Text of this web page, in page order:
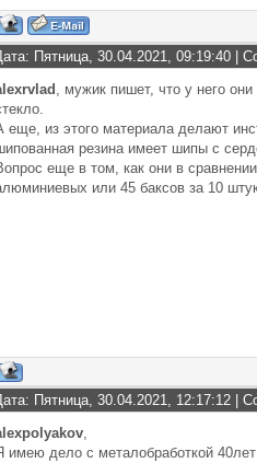
Пятница, 30.04.2021, 09:19:40 |
, мужик пишет, что у него они
еще, из этого материала делают
резина имеет шипы с
еще в том, как они в
или 45 баксов за 10
Пятница, 30.04.2021, 12:17:12 |
,
имею дело с металобработкой 40лет